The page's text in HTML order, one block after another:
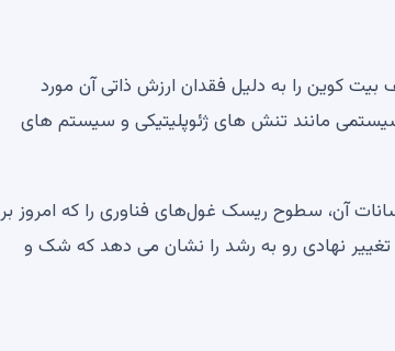
کوین را به دلیل فقدان ارزش ذاتی آن مورد
مانند تنش های ژئوپلیتیکی و سیستم های
آن، سطوح ریسک غول‌های فناوری را که امروز بر
تغییر نهادی رو به رشد را نشان می دهد که شک و